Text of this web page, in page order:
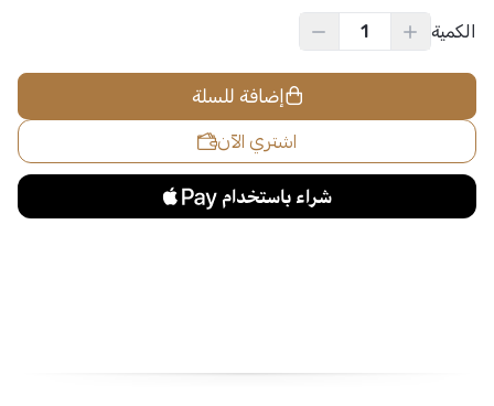
الكمية
إضافة للسلة
اشتري الآن